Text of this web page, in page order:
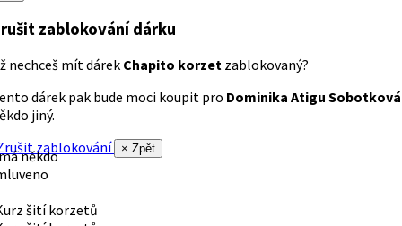
zablokování dárku
nechceš mít dárek Chapito korzet zablokovaný?
dárek pak bude moci koupit pro Dominika Atigu Sobotková
jiný.
zablokování
× Zpět
někdo